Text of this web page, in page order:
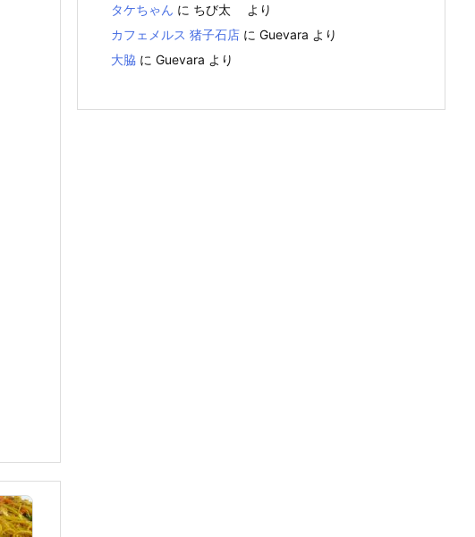
タケちゃん に ちび太
より
カフェメルス 猪子石店 に Guevara より
大脇 に Guevara より